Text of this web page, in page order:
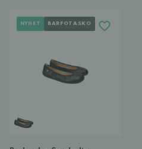
NYHET BARFOTASKO